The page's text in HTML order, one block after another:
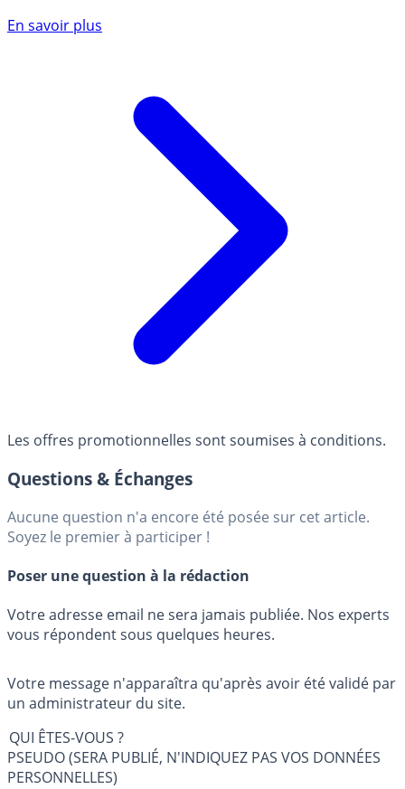
En savoir plus
Les offres promotionnelles sont soumises à conditions.
Questions & Échanges
Aucune question n'a encore été posée sur cet article.
Soyez le premier à participer !
Poser une question à la rédaction
Votre adresse email ne sera jamais publiée. Nos experts
vous répondent sous quelques heures.
Votre message n'apparaîtra qu'après avoir été validé par
un administrateur du site.
QUI ÊTES-VOUS ?
PSEUDO (SERA PUBLIÉ, N'INDIQUEZ PAS VOS DONNÉES
PERSONNELLES)